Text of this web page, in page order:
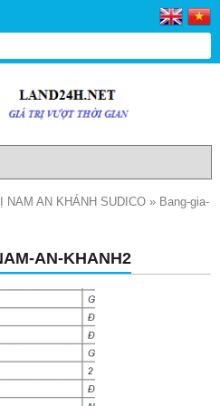
NAM AN KHÁNH SUDICO » Bang-gia-
AN-KHANH2